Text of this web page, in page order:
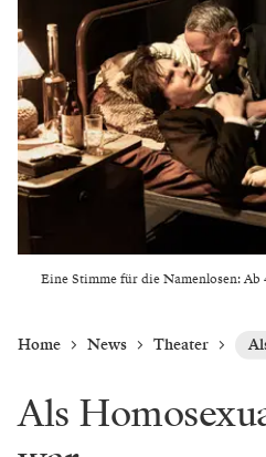
Eine Stimme für die Namenlosen:
Home News Theater
Als